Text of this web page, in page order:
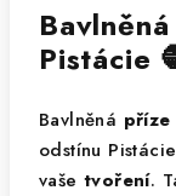
Pistácie
Bavlněná příze
odstínu
vaše tvoření.